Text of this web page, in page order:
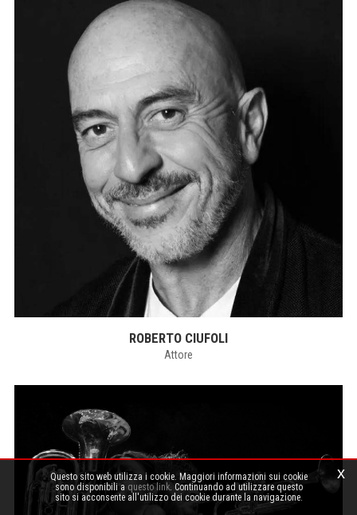
ROBERTO CIUFOLI
Attore
x
Questo sito web utilizza i cookie. Maggiori informazioni sui cookie
sono disponibili a questo link. Continuando ad utilizzare questo
sito si acconsente all'utilizzo dei cookie durante la navigazione.